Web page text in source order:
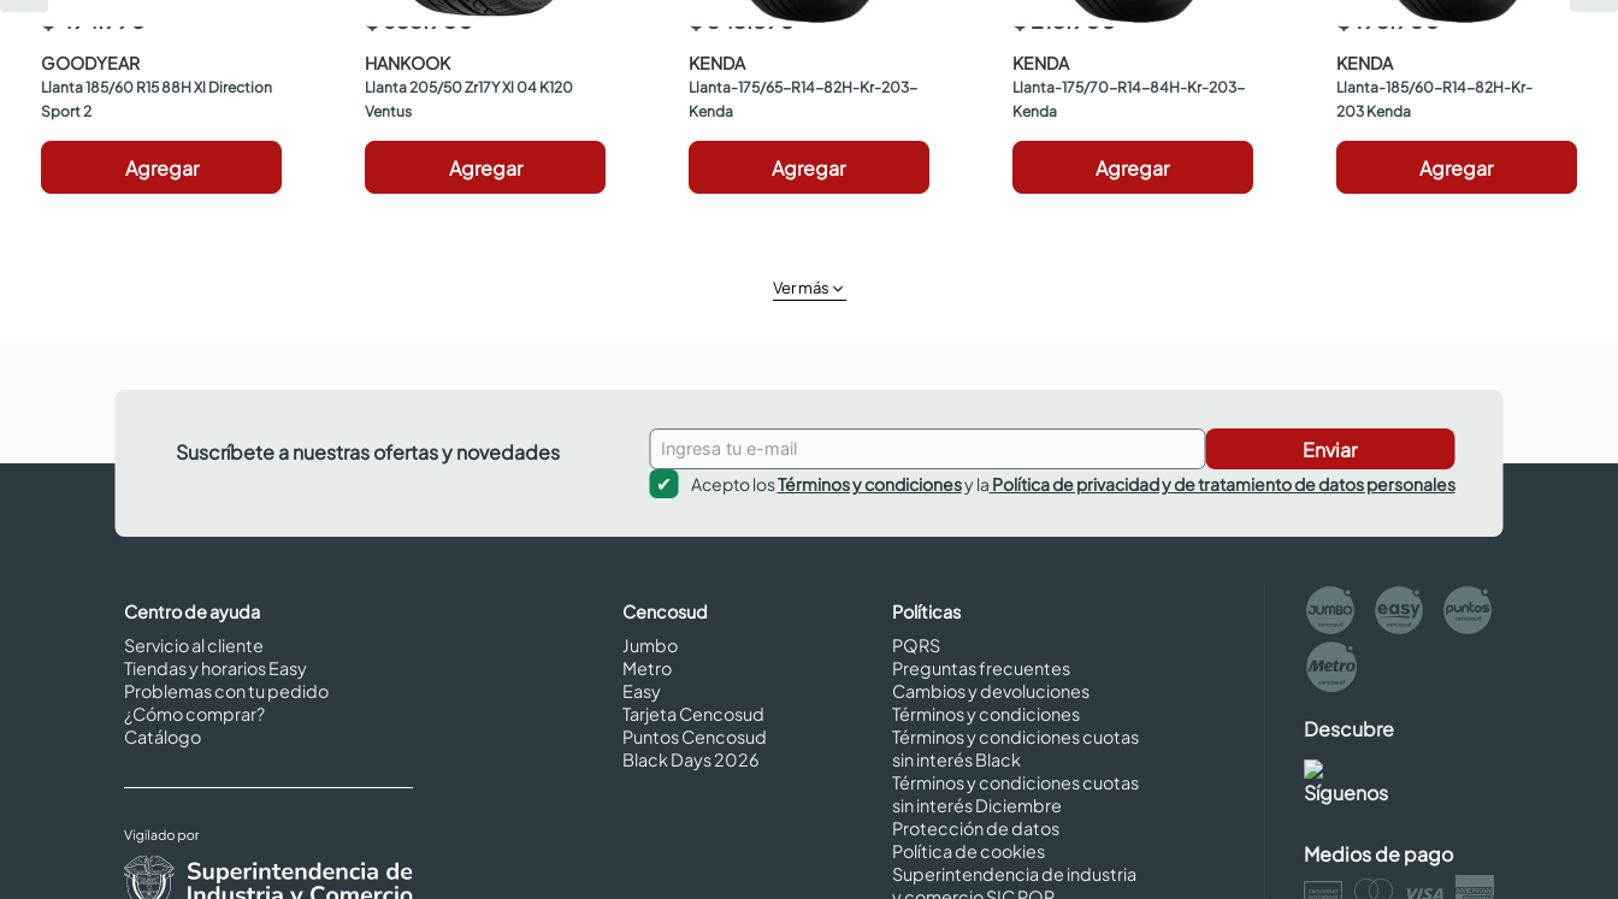
$ 494.990
GOODYEAR
Llanta 185/60 R15 88H Xl Direction
Sport 2
Agregar
$ 655.900
HANKOOK
Llanta 205/50 Zr17Y Xl 04 K120
Ventus
Agregar
$ 343.890
KENDA
Llanta-175/65-R14-82H-Kr-203-
Kenda
Agregar
$ 213.900
KENDA
Llanta-175/70-R14-84H-Kr-203-
Kenda
Agregar
$ 195.900
KENDA
Llanta-185/60-R14-82H-Kr-
203 Kenda
Agregar
Ver más
Suscríbete a nuestras ofertas y novedades Enviar
Acepto losTérminos y condicionesy la Política de privacidad y de tratamiento de datos personales
Centro de ayuda
Servicio al cliente
Tiendas y horarios Easy
Problemas con tu pedido
¿Cómo comprar?
Catálogo
Cencosud
Jumbo
Metro
Easy
Tarjeta Cencosud
Puntos Cencosud
Black Days 2026
Políticas
PQRS
Preguntas frecuentes
Cambios y devoluciones
Términos y condiciones
Términos y condiciones cuotas
sin interés Black
Términos y condiciones cuotas
sin interés Diciembre
Protección de datos
Política de cookies
Superintendencia de industria
Descubre
Síguenos
Medios de pago